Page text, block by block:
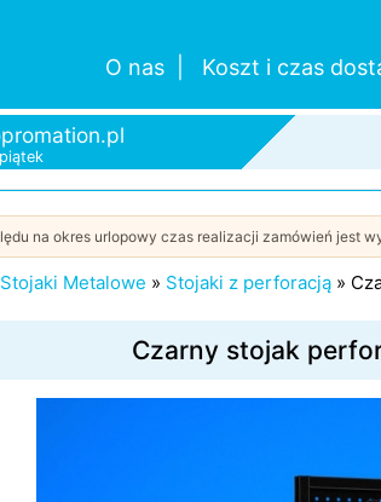
O nas Koszt i czas
na okres urlopowy czas realizacji zamówień jest
Stojaki Metalowe » Stojaki z perforacją »
Czarny stojak